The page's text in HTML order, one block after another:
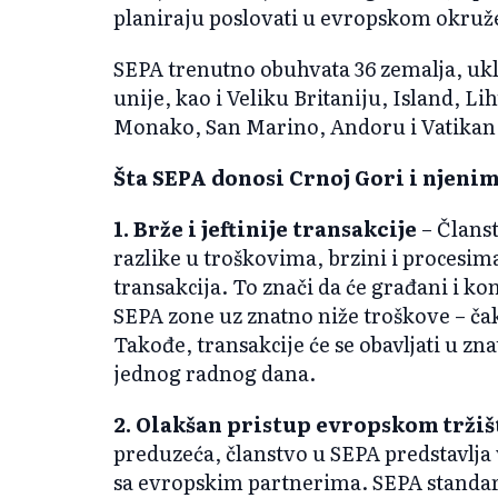
planiraju poslovati u evropskom
SEPA trenutno obuhvata 36 zemalja,
unije, kao i Veliku Britaniju, Island,
Monako, San Marino, Andoru i
Šta SEPA donosi Crnoj Gori i
1. Brže i jeftinije transakcije –
razlike u troškovima, brzini i
transakcija. To znači da će građani i
SEPA zone uz znatno niže troškove –
Takođe, transakcije će se obavljati u
jednog radnog dana.
2. Olakšan pristup evropskom
preduzeća, članstvo u SEPA
sa evropskim partnerima. SEPA